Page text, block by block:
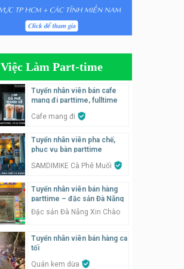
Tuyển nhân viên phụ quán ăn
– hỗ trợ ăn ở
parttime
GÀ GÔ FASTFOOD
parttime
Tuyển nhân viên pha chế
tiệm trà sữa
TRÀ SỮA THÁI LAN
Tuyển nhân viên tư vấn bán
hàng tiệm bánh ngọt
Tiệm bánh ngọt
Việc Làm Part-time
Tuyển nhân viên bán cafe
mang đi parttime, fulltime
Cafe mang đi
Tuyển nhân viên pha chế,
phục vụ bàn parttime
SAMDIMIKE Cà Phê Muối
Tuyển nhân viên bán hàng
parttime – đặc sản Đà Nẵng
Đặc sản Đà Nẵng Xin Chào
Tuyển nhân viên bán hàng ca
tối
Quán kem dừa